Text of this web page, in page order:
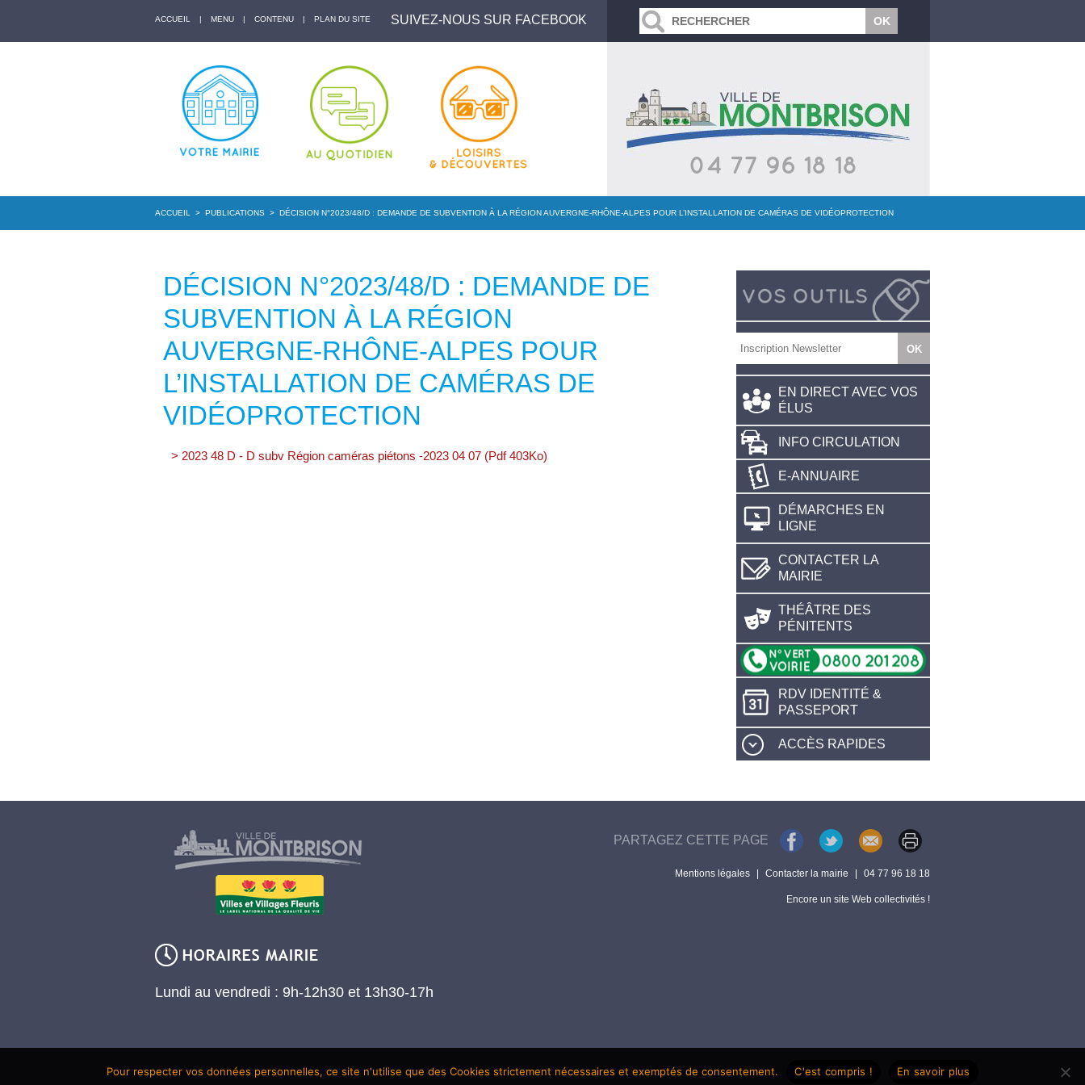
ACCUEIL | MENU | CONTENU | PLAN DU SITE SUIVEZ-NOUS SUR FACEBOOK
ACCUEIL > PUBLICATIONS > DÉCISION N°2023/48/D : DEMANDE DE SUBVENTION À LA RÉGION AUVERGNE-RHÔNE-ALPES POUR L’INSTALLATION DE CAMÉRAS DE VIDÉOPROTECTION
DÉCISION N°2023/48/D : DEMANDE DE
SUBVENTION À LA RÉGION
AUVERGNE-RHÔNE-ALPES POUR
L’INSTALLATION DE CAMÉRAS DE
VIDÉOPROTECTION
> 2023 48 D - D subv Région caméras piétons -2023 04 07 (Pdf 403Ko)
EN DIRECT AVEC VOS
ÉLUS
INFO CIRCULATION
E-ANNUAIRE
DÉMARCHES EN
LIGNE
CONTACTER LA
MAIRIE
THÉÂTRE DES
PÉNITENTS
RDV IDENTITÉ &
PASSEPORT
ACCÈS RAPIDES
Lundi au vendredi : 9h-12h30 et 13h30-17h
PARTAGEZ CETTE PAGE
Mentions légales Contacter la mairie 04 77 96 18 18
Encore un site Web collectivités !
Pour respecter vos données personnelles, ce site n'utilise que des Cookies strictement nécessaires et exemptés de consentement. C'est compris ! En savoir plus